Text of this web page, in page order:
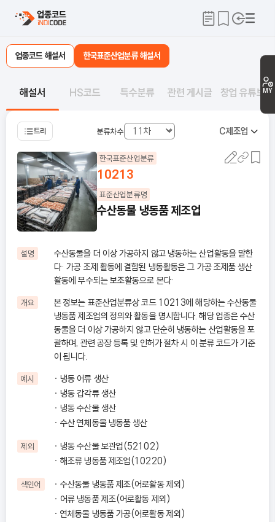
MY
업종코드 해설서 한국표준산업분류 해설서
해설서 HS코드 특수분류 관련 게시글 창업 유튜브
트리 분류차수 C제조업
한국표준산업분류
10213
표준산업분류명
수산동물 냉동품 제조업
설명
수산동물을 더 이상 가공하지 않고 냉동하는 산업활동을 말한
다· 가공 조제 활동에 결합된 냉동활동은 그 가공 조제품 생산
활동에 부수되는 보조활동으로 본다·
개요
본 정보는 표준산업분류상 코드 10213에 해당하는 수산동물
냉동품 제조업의 정의와 활동을 명시합니다. 해당 업종은 수산
동물을 더 이상 가공하지 않고 단순히 냉동하는 산업활동을 포
괄하며, 관련 공장 등록 및 인허가 절차 시 이 분류 코드가 기준
이 됩니다.
예시
냉동 어류 생산
냉동 갑각류 생산
냉동 수산물 생산
수산 연체동물 냉동품 생산
제외
냉동 수산물 보관업(52102)
해조류 냉동품 제조업(10220)
색인어
수산동물 냉동품 제조(어로활동 제외)
어류 냉동품 제조(어로활동 제외)
연체동물 냉동품 가공(어로활동 제외)